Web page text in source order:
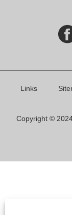
Links
Copyright ©